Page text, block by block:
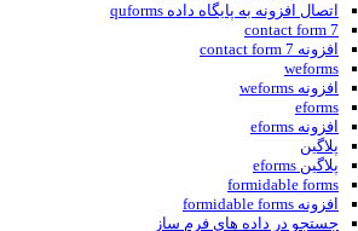
اتصال افزونه به پایگاه داده quforms
contact form 7
افزونه contact form 7
weforms
افزونه weforms
eforms
افزونه eforms
پلاگین
پلاگین eforms
formidable forms
افزونه formidable forms
جستجو در داده های فرم ساز